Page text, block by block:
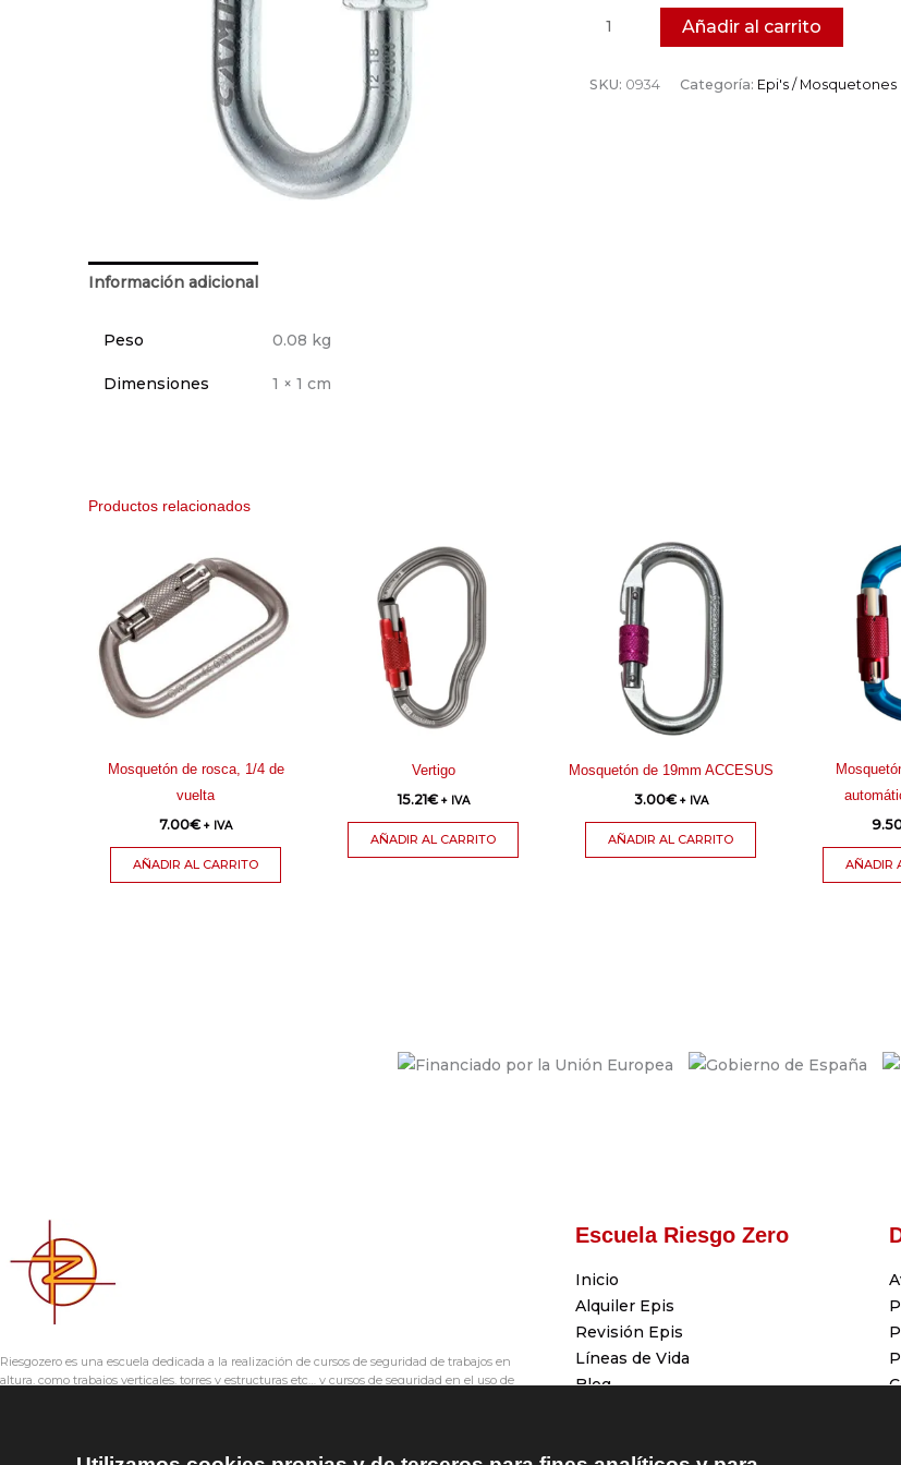
Añadir al carrito
SKU: 0934 Categoría: Epi's / Mosquetones
Información adicional
Peso 0.08 kg
Dimensiones 1 × 1 cm
Productos relacionados
Mosquetón de rosca, 1/4 de
vuelta
7.00€ + IVA
AÑADIR AL CARRITO
Vertigo
15.21€ + IVA
AÑADIR AL CARRITO
Mosquetón de 19mm ACCESUS
3.00€ + IVA
AÑADIR AL CARRITO
AÑADIR
Riesgozero es una escuela dedicada a la realización de cursos de seguridad de trabajos en
altura, como trabajos verticales, torres y estructuras etc… y cursos de seguridad en el uso de
Escuela Riesgo Zero
Inicio
Alquiler Epis
Revisión Epis
Líneas de Vida
Blog